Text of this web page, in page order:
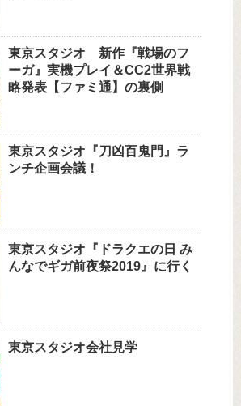
東京スタジオ 新作『戦場のフ
ーガ』実機プレイ＆CC2世界戦
略発表【ファミ通】の裏側
東京スタジオ『刀凶百鬼門』ラ
ンチ企画会議！
東京スタジオ『ドラクエの日 み
んなでギガ前夜祭2019』に行く
東京スタジオ会社見学